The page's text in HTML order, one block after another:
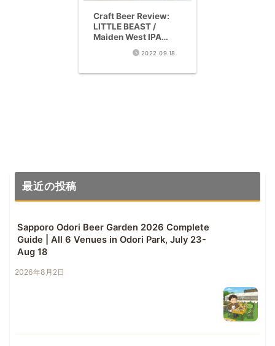
Craft Beer Review:
LITTLE BEAST /
Maiden West IPA
(West Coast IPA
2022.09.18
最近の投稿
Sapporo Odori Beer Garden 2026 Complete
Guide | All 6 Venues in Odori Park, July 23-
Aug 18
2026年8月2日